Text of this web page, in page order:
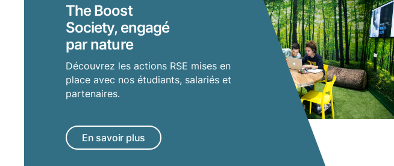
The Boost
Society, engagé
par nature
Découvrez les actions RSE mises en
place avec nos étudiants, salariés et
partenaires.
En savoir plus